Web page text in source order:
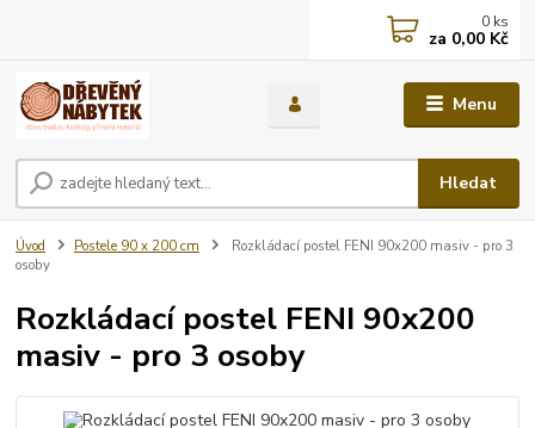
Menu
Hledat
0 ks
za 0,00 Kč
Úvod Postele 90 x 200 cm
Rozkládací postel FENI 90x200 masiv - pro 3
osoby
Rozkládací postel FENI 90x200
masiv - pro 3 osoby